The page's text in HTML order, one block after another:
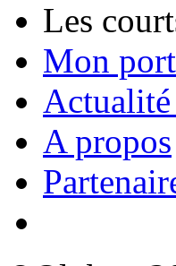
Les
Mon
A propos